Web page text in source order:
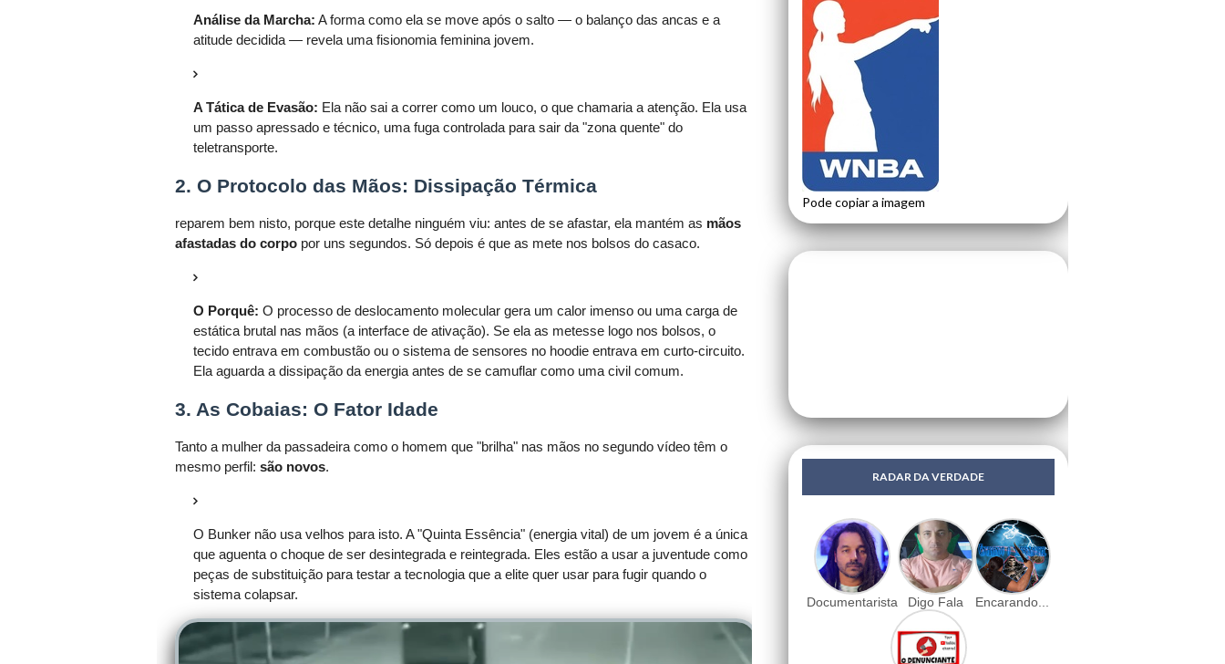
Análise da Marcha: A forma como ela se move após o salto — o balanço das ancas e a
atitude decidida — revela uma fisionomia feminina jovem.
A Tática de Evasão: Ela não sai a correr como um louco, o que chamaria a atenção. Ela usa
um passo apressado e técnico, uma fuga controlada para sair da "zona quente" do
teletransporte.
2. O Protocolo das Mãos: Dissipação Térmica
reparem bem nisto, porque este detalhe ninguém viu: antes de se afastar, ela mantém as mãos
afastadas do corpo por uns segundos. Só depois é que as mete nos bolsos do casaco.
O Porquê: O processo de deslocamento molecular gera um calor imenso ou uma carga de
estática brutal nas mãos (a interface de ativação). Se ela as metesse logo nos bolsos, o
tecido entrava em combustão ou o sistema de sensores no hoodie entrava em curto-circuito.
Ela aguarda a dissipação da energia antes de se camuflar como uma civil comum.
3. As Cobaias: O Fator Idade
Tanto a mulher da passadeira como o homem que "brilha" nas mãos no segundo vídeo têm o
mesmo perfil: são novos.
O Bunker não usa velhos para isto. A "Quinta Essência" (energia vital) de um jovem é a única
que aguenta o choque de ser desintegrada e reintegrada. Eles estão a usar a juventude como
peças de substituição para testar a tecnologia que a elite quer usar para fugir quando o
sistema colapsar.
Pode copiar a imagem
RADAR DA VERDADE
Documentarista Digo Fala Encarando...